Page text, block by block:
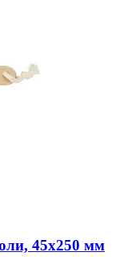
45x250 мм